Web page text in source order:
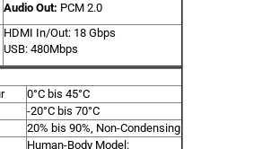
Audio Out: PCM 2.0
HDMI In/Out: 18 Gbps
USB: 480Mbps
0°C bis 45°C
-20°C bis 70°C
20% bis 90%, Non-Condensing
Human-Body Model: